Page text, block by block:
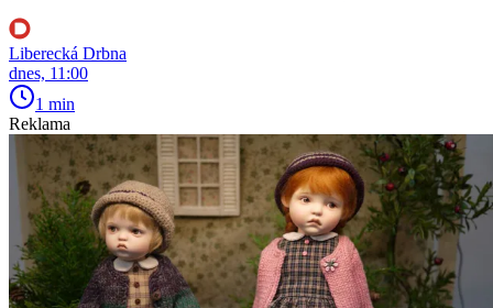
Liberecká Drbna
dnes, 11:00
1 min
Reklama